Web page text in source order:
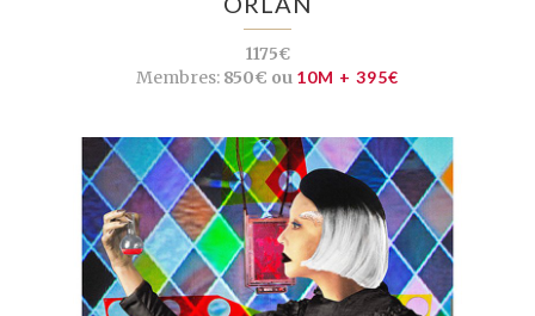
1175€
Membres: 850€ ou 10M + 395€